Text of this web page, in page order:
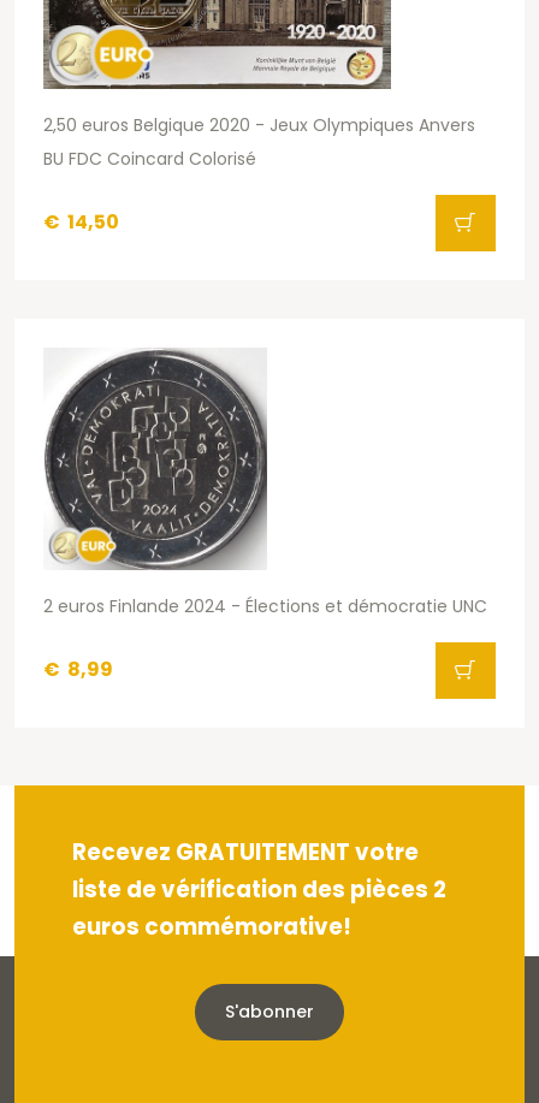
2,50 euros Belgique 2020 - Jeux Olympiques Anvers
BU FDC Coincard Colorisé
€ 14,50
2 euros Finlande 2024 - Élections et démocratie UNC
€ 8,99
Recevez GRATUITEMENT votre
liste de vérification des pièces 2
euros commémorative!
S'abonner